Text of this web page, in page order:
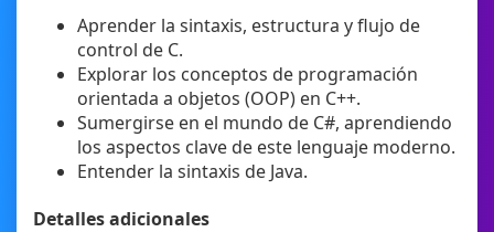
Aprender la sintaxis, estructura y flujo de
control de C.
Explorar los conceptos de programación
orientada a objetos (OOP) en C++.
Sumergirse en el mundo de C#, aprendiendo
los aspectos clave de este lenguaje moderno.
Entender la sintaxis de Java.
Detalles adicionales